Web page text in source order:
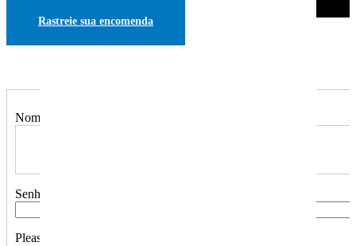
Rastreie sua encomenda
Nome de utilizador ou endereço de email
Senha
Please enter an answer in digits: